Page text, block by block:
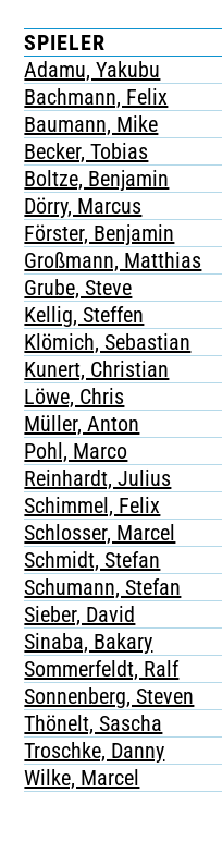
TICKETING
SPIELER
Adamu, Yakubu
Bachmann, Felix
Baumann, Mike
Becker, Tobias
Boltze, Benjamin
Dörry, Marcus
Förster, Benjamin
Großmann, Matthias
Grube, Steve
Kellig, Steffen
Klömich, Sebastian
Kunert, Christian
Löwe, Chris
Müller, Anton
Pohl, Marco
Reinhardt, Julius
Schimmel, Felix
Schlosser, Marcel
Schmidt, Stefan
Schumann, Stefan
Sieber, David
Sinaba, Bakary
Sommerfeldt, Ralf
Sonnenberg, Steven
Thönelt, Sascha
Troschke, Danny
Wilke, Marcel